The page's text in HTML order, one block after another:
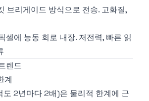
브리게이드 방식으로 전송. 고화질,
셀에 능동 회로 내장. 저전력, 빠른 읽
렌드
계
도 2년마다 2배)은 물리적 한계에 근